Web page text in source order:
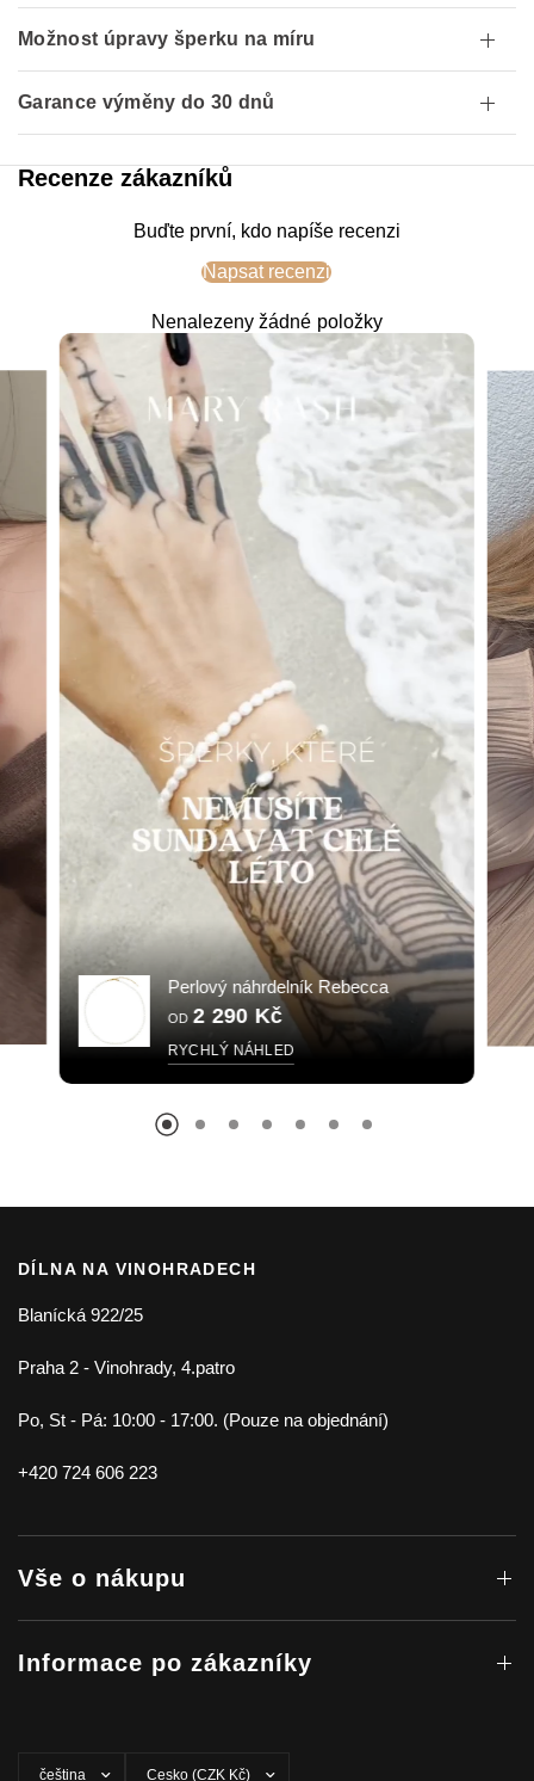
Možnost úpravy šperku na míru
Garance výměny do 30 dnů
Recenze zákazníků
Buďte první, kdo napíše recenzi
Napsat recenzi
Nenalezeny žádné položky
Perlový náhrdelník Rebecca
OD 2 290 Kč
RYCHLÝ NÁHLED
DÍLNA NA VINOHRADECH
Blanícká 922/25
Praha 2 - Vinohrady, 4.patro
Po, St - Pá: 10:00 - 17:00. (Pouze na objednání)
+420 724 606 223
Vše o nákupu
Informace po zákazníky